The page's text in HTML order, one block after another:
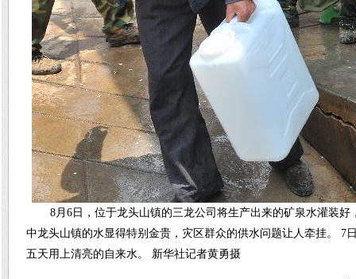
8月6日，位于龙头山镇的三龙公司将生产出来的矿泉水灌装
中龙头山镇的水显得特别金贵，灾区群众的供水问题让人牵挂。 7
五天用上清亮的自来水。 新华社记者黄勇摄